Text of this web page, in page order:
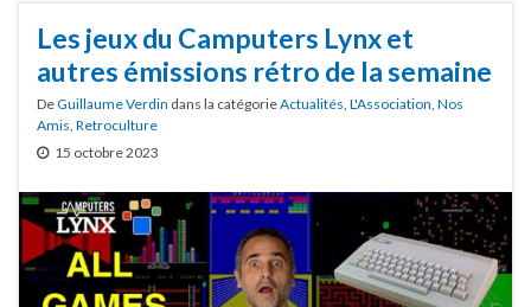
Les jeux du Camputers Lynx et
autres émissions rétro de la semaine
DeGuillaume Verdin dans la catégorieActualités L'Association Nos
Amis Retroculture
15 octobre 2023